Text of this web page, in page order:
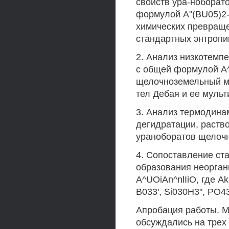
свойств ура-
формулой
химических
стандартных
2. Анализ
с общей формулой
щелочноземельный
тел Дебая и ее
3. Анализ
дегидратации,
ураноборатов
4. Сопоставление
образования
A^UOiAn^nlIiO, где
В033', Si030H3",
Апробация работы.
обсуждались на